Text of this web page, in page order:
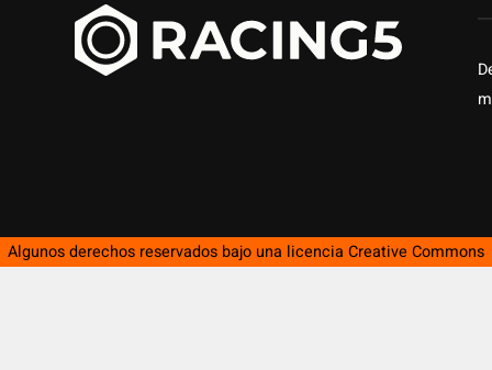
Algunos derechos reservados bajo una licencia Creative Commons